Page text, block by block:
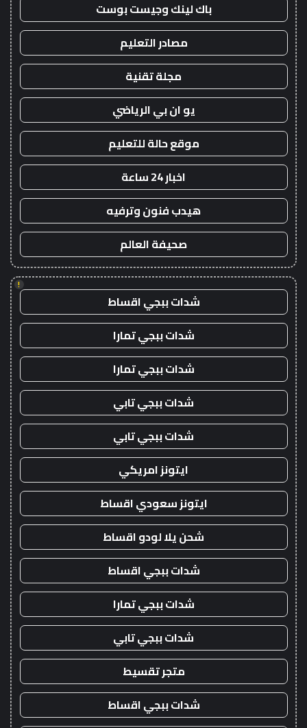
باك لينك وجيست بوست
مصادر التعليم
مجلة تقنية
يو ان بي الرياضي
موقع حالة للتعليم
اخبار 24 ساعة
هيدب فنون وترفيه
صحيفة العالم
!
شدات ببجي اقساط
شدات ببجي تمارا
شدات ببجي تمارا
شدات ببجي تابي
شدات ببجي تابي
ايتونز امريكي
ايتونز سعودي اقساط
شحن يلا لودو اقساط
شدات ببجي اقساط
شدات ببجي تمارا
شدات ببجي تابي
متجر تقسيط
شدات ببجي اقساط